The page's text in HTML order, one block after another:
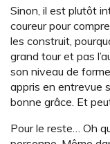
Sinon, il est plutôt
coureur pour
les construit,
grand tour et pas
son niveau de
appris en entrevue
bonne grâce. Et
Pour le reste… Oh